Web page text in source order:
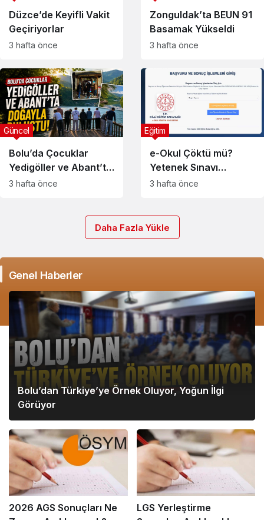
Düzce’de Keyifli Vakit
Geçiriyorlar
3 hafta önce
Zonguldak’ta BEUN 91
Basamak Yükseldi
3 hafta önce
Bolu’da Çocuklar
Yedigöller ve Abant’ta
Doğayla Buluştu
Güncel
3 hafta önce
e-Okul Çöktü mü?
Yetenek Sınavı
Sonuçları Açıklandı,
Zorlanıyor
Eğitim
3 hafta önce
Daha Fazla Yükle
Genel Haberler
Bolu’dan Türkiye’ye Örnek Oluyor, Yoğun İlgi
Görüyor
2026 AGS Sonuçları Ne
LGS Yerleştirme